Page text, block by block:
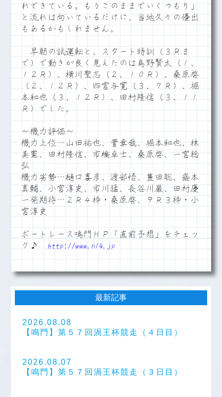
れできている。もうこのままでいくつもり」
と流れは向いているだけに、当地久々の優出
もあるかもしれません。
早朝の試運転と、スタート特訓（３Ｒま
で）で動きが良く見えたのは烏野賢太（１、
１２Ｒ）、横川聖志（２、１０Ｒ）、桑原啓
（２、１２Ｒ）、四宮与寛（３、７Ｒ）、堀
本和也（３、１２Ｒ）、田村隆信（３、１１
Ｒ）でした。
～機力評価～
機力上位…山田祐也、菅章哉、堀本和也、林
美憲、田村隆信、市橋卓士、桑原啓、一宮稔
弘
機力劣勢…樋口喜彦、渡部悟、豊田聡、盛本
真輔、小宮淳史、市川猛、長谷川巌、田村慶
一発期待…２Ｒ４枠・桑原啓、９Ｒ３枠・小
宮淳史
ボートレース鳴門ＨＰ「直前予想」をチェッ
ク♪ http://www.n14.jp
最新記事
2026.08.08
【鳴門】第５７回渦王杯競走（４日目）
2026.08.07
【鳴門】第５７回渦王杯競走（３日目）